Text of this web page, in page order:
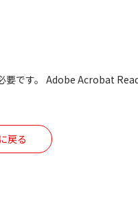
ご了承ください
かじめご了承ください。
です。 Adobe Acrobat
戻る